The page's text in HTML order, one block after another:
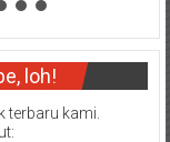
loh!
terbaru kami.